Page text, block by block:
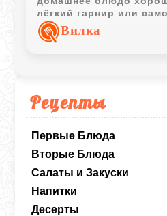
Рецепты
Первые Блюда
Вторые Блюда
Салаты и Закуски
Напитки
Десерты
лёгкий гарнир или
овощной вариант.
Вилка